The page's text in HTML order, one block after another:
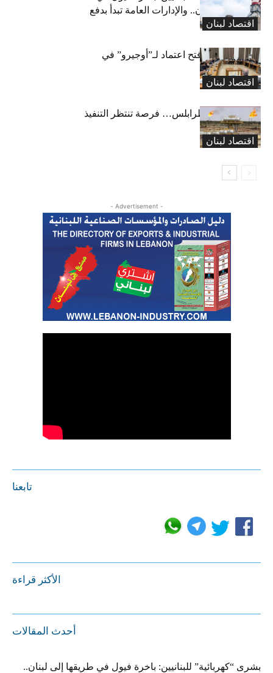
اقتصاد لبنان
طريقها إلى لبنان.. والإدارات العامة تبدأ بدفع
متوجباتها
اقتصاد لبنان
لجنة المال تقرّ فتح اعتماد لـ”أوجيرو” في
موازنة 2026
اقتصاد لبنان
خط كركوك – طرابلس… فرصة تنتظر التنفيذ
- Advertisement -
تابعنا
الأكثر قراءة
أحدث المقالات
بشرى “كهربائية” للبنانيين: باخرة فيول في طريقها إلى لبنان..